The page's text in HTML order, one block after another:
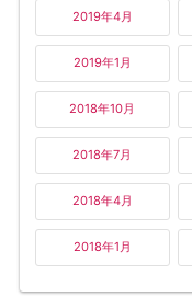
2019年4月
2019年1月
2018年10月
2018年7月
2018年4月
2018年1月